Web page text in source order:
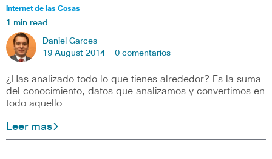
Internet de las Cosas
1 min read
Daniel Garces
19 August 2014 - 0 comentarios
¿Has analizado todo lo que tienes alrededor? Es la suma
del conocimiento, datos que analizamos y convertimos en
todo aquello
Leer mas